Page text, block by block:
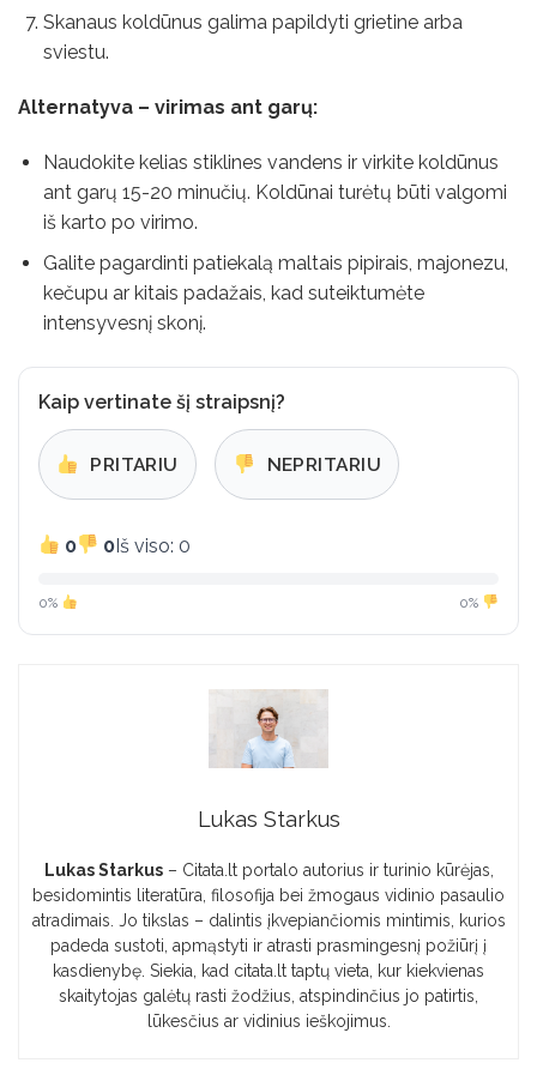
Skanaus koldūnus galima papildyti grietine arba
sviestu.
Alternatyva – virimas ant garų:
Naudokite kelias stiklines vandens ir virkite koldūnus
ant garų 15-20 minučių. Koldūnai turėtų būti valgomi
iš karto po virimo.
Galite pagardinti patiekalą maltais pipirais, majonezu,
kečupu ar kitais padažais, kad suteiktumėte
intensyvesnį skonį.
Kaip vertinate šį straipsnį?
PRITARIU NEPRITARIU
0 0Iš viso: 0
0% 0%
Lukas Starkus
Lukas Starkus– Citata.lt portalo autorius ir turinio kūrėjas,
besidomintis literatūra, filosofija bei žmogaus vidinio pasaulio
atradimais. Jo tikslas – dalintis įkvepiančiomis mintimis, kurios
padeda sustoti, apmąstyti ir atrasti prasmingesnį požiūrį į
kasdienybę. Siekia, kad citata.lt taptų vieta, kur kiekvienas
skaitytojas galėtų rasti žodžius, atspindinčius jo patirtis,
lūkesčius ar vidinius ieškojimus.